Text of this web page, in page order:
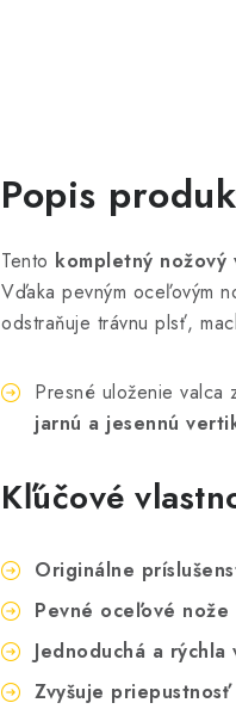
Popis
Tento kompletný nožový
Vďaka pevným oceľovým
odstraňuje trávnu plsť,
Presné uloženie valca
jarnú a jesennú
Kľúčové
Originálne
Pevné oceľové
Jednoduchá a rýchla
Zvyšuje